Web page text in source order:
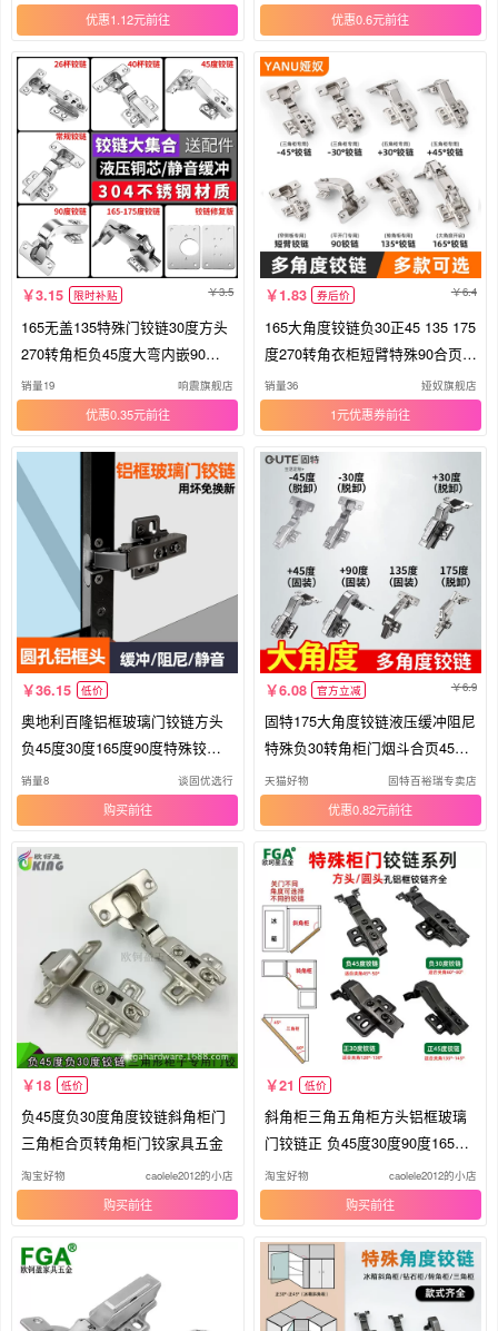
优惠1.12元 优惠0.6元
3.15 限时补贴 3.5
165无盖135特殊门铰链30度方头
270转角柜负45度大弯内嵌90合
页180
销量19 响震旗舰店
优惠0.35元
1.83 券后价 6.4
165大角度铰链负30正45 135 175
度270转角衣柜短臂特殊90合页1
80
销量36 娅奴旗舰店
1元优惠券
36.15 低价
奥地利百隆铝框玻璃门铰链方头
负45度30度165度90度特殊铰链
斜角
销量8 谈固优选行
购买
6.08 官方立减 6.9
固特175大角度铰链液压缓冲阻尼
特殊负30转角柜门烟斗合页45度1
35
天猫好物 固特百裕瑞专卖店
优惠0.82元
18 低价
负45度负30度角度铰链斜角柜门
三角柜合页转角柜门铰家具五金
淘宝好物 caolele2012的小店
购买
21 低价
斜角柜三角五角柜方头铝框玻璃
门铰链正 负45度30度90度165度
铰链
淘宝好物 caolele2012的小店
购买